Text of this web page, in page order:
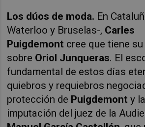
Los dúos de moda. En
Waterloo y Bruselas-, Carles
Puigdemont cree que tiene
sobre Oriol Junqueras. El
fundamental de estos días
quiebros y requiebros
protección de Puigdemonty
imputación del juez de la